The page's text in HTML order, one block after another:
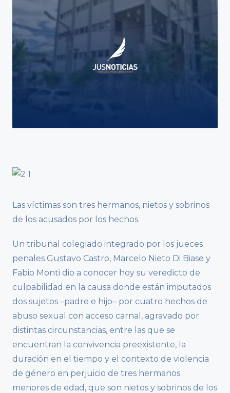
Las víctimas son tres hermanos, nietos y sobrinos
de los acusados por los hechos.
Un tribunal colegiado integrado por los jueces
penales Gustavo Castro, Marcelo Nieto Di Biase y
Fabio Monti dio a conocer hoy su veredicto de
culpabilidad en la causa donde están imputados
dos sujetos –padre e hijo– por cuatro hechos de
abuso sexual con acceso carnal, agravado por
distintas circunstancias, entre las que se
encuentran la convivencia preexistente, la
duración en el tiempo y el contexto de violencia
de género en perjuicio de tres hermanos
menores de edad, que son nietos y sobrinos de los